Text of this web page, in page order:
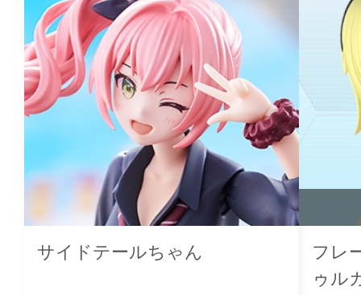
サイドテールちゃん
フレ
ゥル